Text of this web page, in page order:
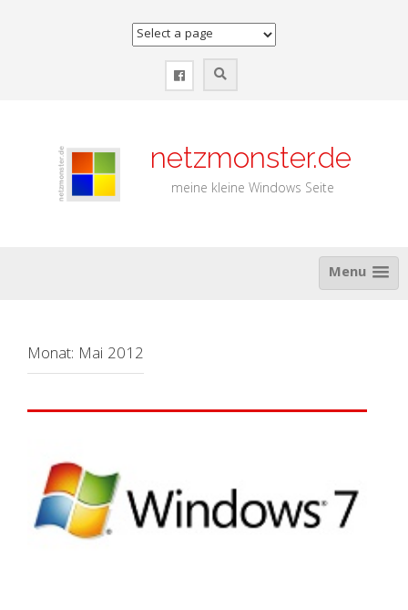
netzmonster.de
meine kleine Windows Seite
Menu
Monat: Mai 2012